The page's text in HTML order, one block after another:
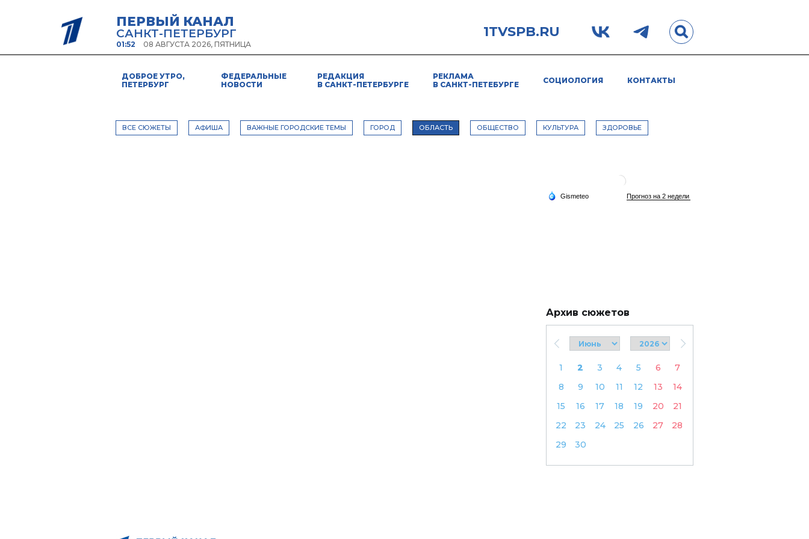
ПЕРВЫЙ КАНАЛ
САНКТ-ПЕТЕРБУРГ
01:52 08 АВГУСТА 2026, ПЯТНИЦА
1TVSPB.RU
ДОБРОЕ УТРО,
ПЕТЕРБУРГ
ФЕДЕРАЛЬНЫЕ
НОВОСТИ
РЕДАКЦИЯ
В САНКТ-ПЕТЕРБУРГЕ
РЕКЛАМА
В САНКТ-ПЕТЕБУРГЕ
СОЦИОЛОГИЯ КОНТАКТЫ
ВСЕ СЮЖЕТЫ АФИША ВАЖНЫЕ ГОРОДСКИЕ ТЕМЫ ГОРОД ОБЛАСТЬ ОБЩЕСТВО КУЛЬТУРА ЗДОРОВЬЕ
Архив сюжетов
1 2 3 4 5 6
7
8
9 10 11 12 13
14
15
16 17 18 19 20
21
22
23 24 25 26 27
28
29
30